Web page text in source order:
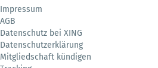
Impressum
AGB
Datenschutz bei XING
Datenschutzerklärung
Mitgliedschaft kündigen